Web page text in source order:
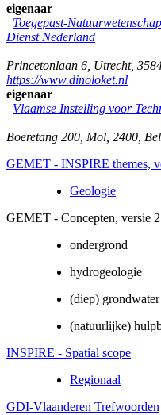
eigenaar
Toegepast-
Dienst Nederland
Princetonlaan 6 Utrecht,
https://www.dinoloket.nl
eigenaar
Vlaamse Instelling voor
Boeretang 200 Mol 2400
GEMET - INSPIRE themes,
Geologie
GEMET - Concepten, versie
ondergrond
hydrogeologie
(diep) grondwater
(natuurlijke)
INSPIRE - Spatial scope
Regionaal
GDI-Vlaanderen Trefwoorden